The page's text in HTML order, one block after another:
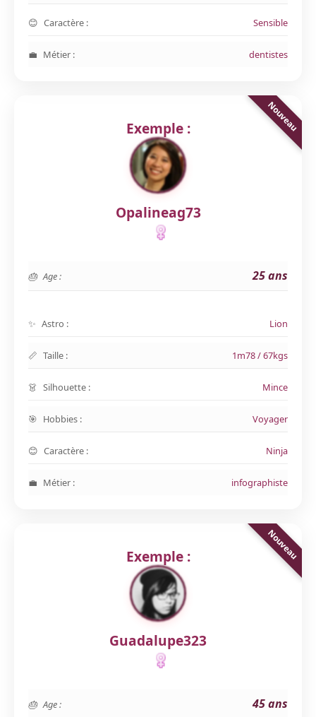
Caractère : Sensible
Métier : dentistes
Exemple :
Opalineag73
Age : 25 ans
Astro : Lion
Taille : 1m78 / 67kgs
Silhouette : Mince
Hobbies : Voyager
Caractère : Ninja
Métier : infographiste
Exemple :
Guadalupe323
Age : 45 ans